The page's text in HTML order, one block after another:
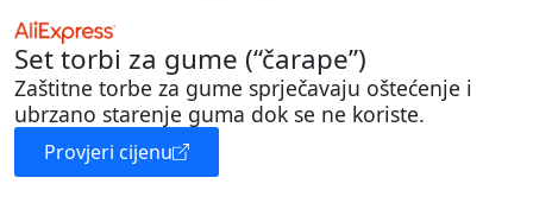
Set torbi za gume (“čarape”)
Zaštitne torbe za gume sprječavaju oštećenje i
ubrzano starenje guma dok se ne koriste.
Provjeri cijenu